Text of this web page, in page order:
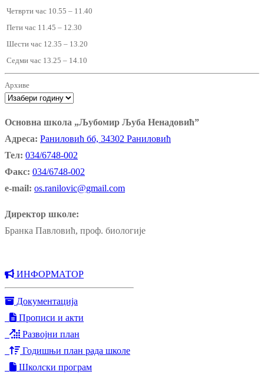
Четврти час 10.55 – 11.40
Пети час 11.45 – 12.30
Шести час 12.35 – 13.20
Седми час 13.25 – 14.10
Архиве
Основна школа „Љубомир Љуба Ненадовић”
Адреса: Раниловић бб, 34302 Раниловић
Тел: 034/6748-002
Факс: 034/6748-002
e-mail: os.ranilovic@gmail.com
Директор школе:
Бранка Павловић, проф. биологије
ИНФОРМАТОР
Документација
Прописи и акти
Развојни план
Годишњи план рада школе
Школски програм